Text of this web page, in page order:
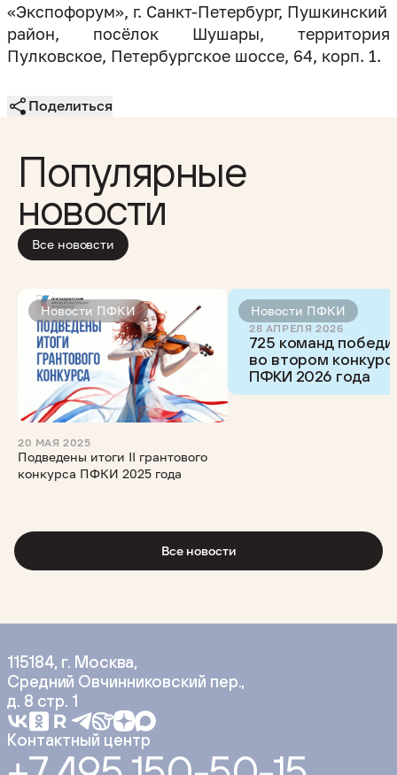
«Экспофорум», г. Санкт-Петербург, Пушкинский
район, посёлок Шушары, территория
Пулковское, Петербургское шоссе, 64, корп. 1.
Поделиться
Популярные
новости
Все нововсти
Новости ПФКИ
20 МАЯ 2025
Подведены итоги II грантового
конкурса ПФКИ 2025 года
Новости ПФКИ
28 АПРЕЛЯ 2026
725 команд
во втором
ПФКИ 2026 года
Все новости
115184, г. Москва,
Средний Овчинниковский пер.,
д. 8 стр. 1
Контактный центр